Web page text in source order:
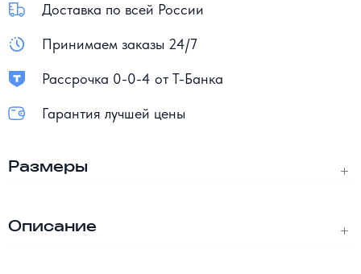
Доставка по всей России
Принимаем заказы 24/7
Рассрочка 0-0-4 от Т-Банка
Гарантия лучшей цены
Размеры
Описание